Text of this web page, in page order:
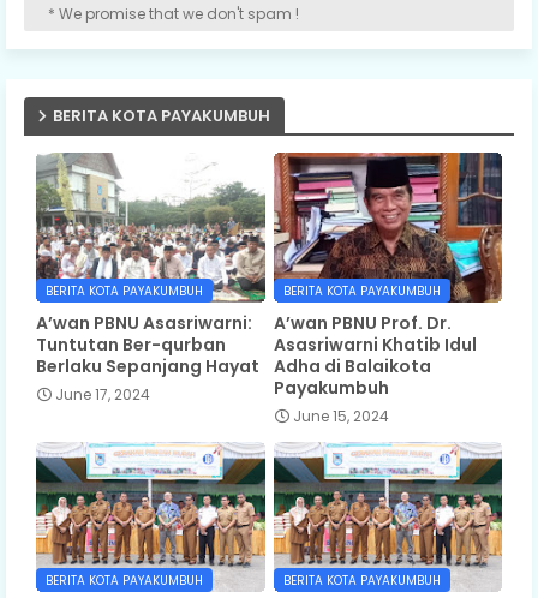
* We promise that we don't spam !
BERITA KOTA PAYAKUMBUH
BERITA KOTA PAYAKUMBUH
A’wan PBNU Asasriwarni:
Tuntutan Ber-qurban
Berlaku Sepanjang Hayat
June 17, 2024
BERITA KOTA PAYAKUMBUH
A’wan PBNU Prof. Dr.
Asasriwarni Khatib Idul
Adha di Balaikota
Payakumbuh
June 15, 2024
BERITA KOTA PAYAKUMBUH BERITA KOTA PAYAKUMBUH